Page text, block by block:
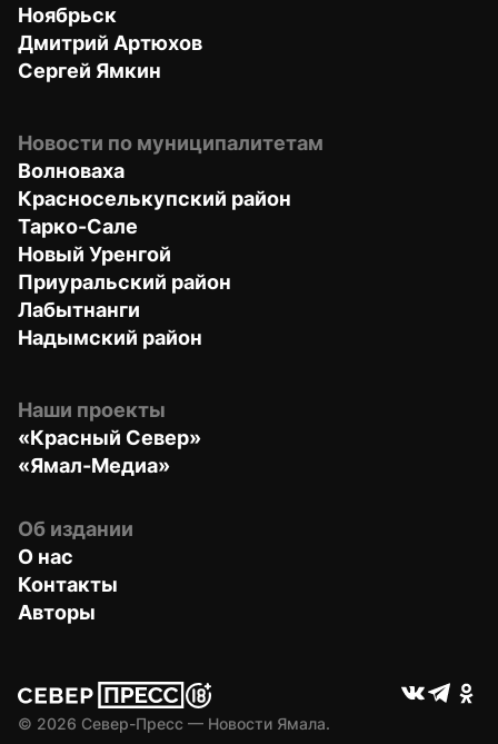
Ноябрьск
Дмитрий Артюхов
Сергей Ямкин
Новости по муниципалитетам
Волноваха
Красноселькупский район
Тарко-Сале
Новый Уренгой
Приуральский район
Лабытнанги
Надымский район
Наши проекты
«Красный Север»
«Ямал-Медиа»
Об издании
О нас
Контакты
Авторы
© 2026 Север-Пресс — Новости Ямала.